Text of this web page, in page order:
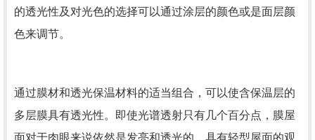
的透光性及对光色的选择可以通过涂层的颜色或是面层颜
色来调节。
通过膜材和透光保温材料的适当组合，可以使含保温层的
多层膜具有透光性。即使光谱透射只有几个百分点，膜屋
面对于肉眼来说依然是发亮和透光的，具有轻型屋面的观